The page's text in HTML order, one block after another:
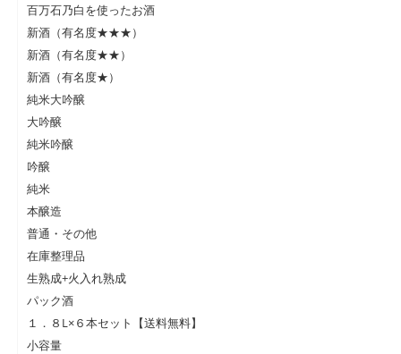
百万石乃白を使ったお酒
新酒（有名度★★★）
新酒（有名度★★）
新酒（有名度★）
純米大吟醸
大吟醸
純米吟醸
吟醸
純米
本醸造
普通・その他
在庫整理品
生熟成+火入れ熟成
パック酒
１．８L×６本セット【送料無料】
小容量